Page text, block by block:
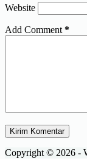
Website
Add Comment *
Kirim Komentar
Copyright © 2026 -